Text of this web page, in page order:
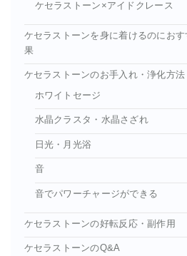
ケセラストーン×アイドクレース
ケセラストーンを身に着けるのにお
果
ケセラストーンのお手入れ・浄化方法
ホワイトセージ
水晶クラスタ・水晶さざれ
日光・月光浴
音
音でパワーチャージができる
ケセラストーンの好転反応・副作用
ケセラストーンのQ&A